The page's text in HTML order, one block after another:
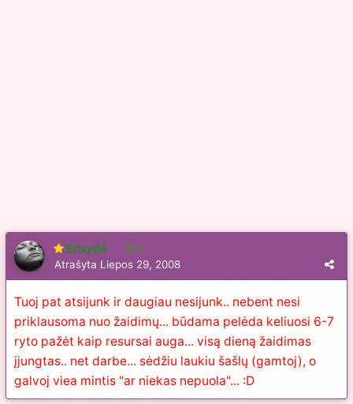
Eitvydė 6
Atrašyta Liepos 29, 2008
Tuoj pat atsijunk ir daugiau nesijunk.. nebent nesi
priklausoma nuo žaidimų... būdama pelėda keliuosi 6-7
ryto pažėt kaip resursai auga... visą dieną žaidimas
įjungtas.. net darbe... sėdžiu laukiu šašlų (gamtoj), o
galvoj viea mintis "ar niekas nepuola"... :D